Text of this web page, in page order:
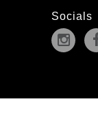
Socials